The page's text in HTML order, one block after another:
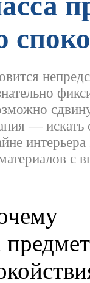
— искать
с